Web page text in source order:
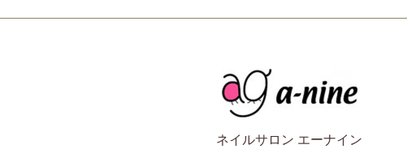
ネイルサロン エーナイン